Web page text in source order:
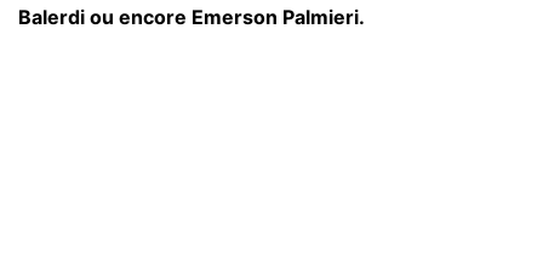
Balerdi ou encore Emerson Palmieri.